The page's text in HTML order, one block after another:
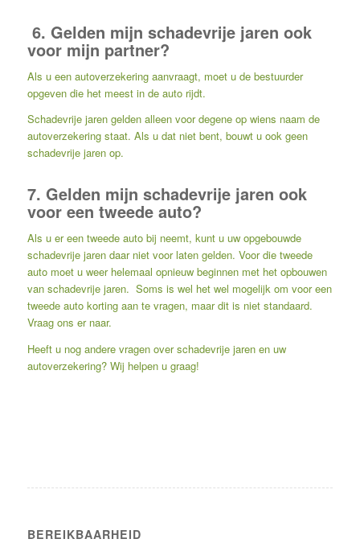
6. Gelden mijn schadevrije jaren ook
voor mijn partner?
Als u een autoverzekering aanvraagt, moet u de bestuurder
opgeven die het meest in de auto rijdt.
Schadevrije jaren gelden alleen voor degene op wiens naam de
autoverzekering staat. Als u dat niet bent, bouwt u ook geen
schadevrije jaren op.
7. Gelden mijn schadevrije jaren ook
voor een tweede auto?
Als u er een tweede auto bij neemt, kunt u uw opgebouwde
schadevrije jaren daar niet voor laten gelden. Voor die tweede
auto moet u weer helemaal opnieuw beginnen met het opbouwen
van schadevrije jaren. Soms is wel het wel mogelijk om voor een
tweede auto korting aan te vragen, maar dit is niet standaard.
Vraag ons er naar.
Heeft u nog andere vragen over schadevrije jaren en uw
autoverzekering? Wij helpen u graag!
BEREIKBAARHEID